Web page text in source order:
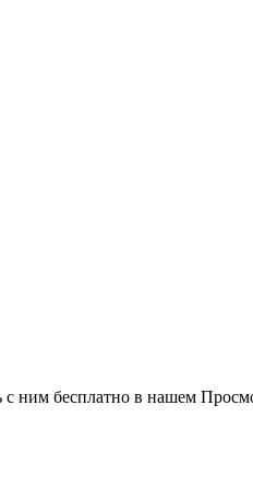
с ним бесплатно в нашем